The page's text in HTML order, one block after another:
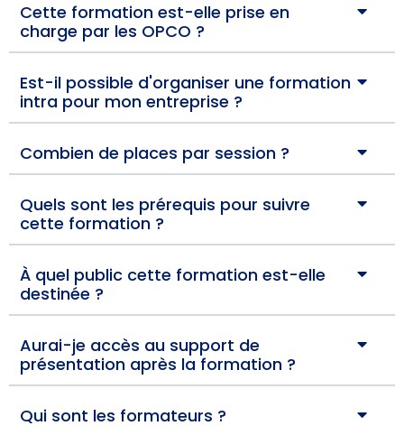
Cette formation est-elle prise en
charge par les OPCO ?
Est-il possible d'organiser une formation
intra pour mon entreprise ?
Combien de places par session ?
Quels sont les prérequis pour suivre
cette formation ?
À quel public cette formation est-elle
destinée ?
Aurai-je accès au support de
présentation après la formation ?
Qui sont les formateurs ?